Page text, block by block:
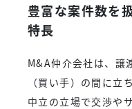
豊富な案件数を
特長
M&A仲介会社は、譲
（買い手）の間に立
中立の立場で交渉や